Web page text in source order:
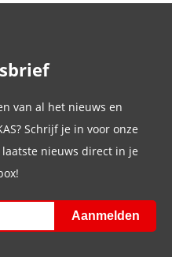
van al het nieuws en
Schrijf je in voor onze
nieuws direct in je